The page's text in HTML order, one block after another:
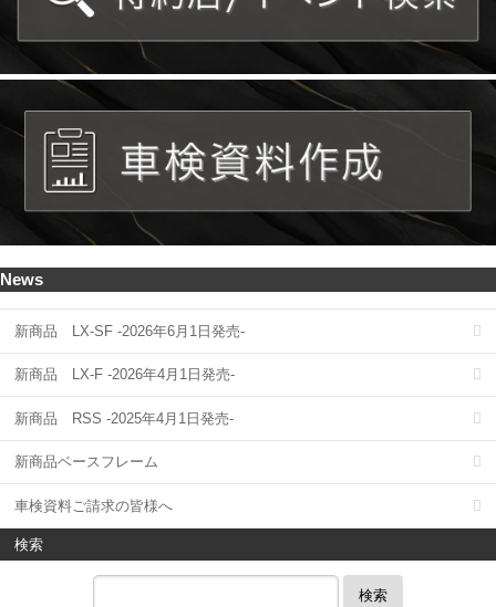
News
新商品 LX-SF -2026年6月1日発売-
新商品 LX-F -2026年4月1日発売-
新商品 RSS -2025年4月1日発売-
新商品ベースフレーム
車検資料ご請求の皆様へ
検索
検索